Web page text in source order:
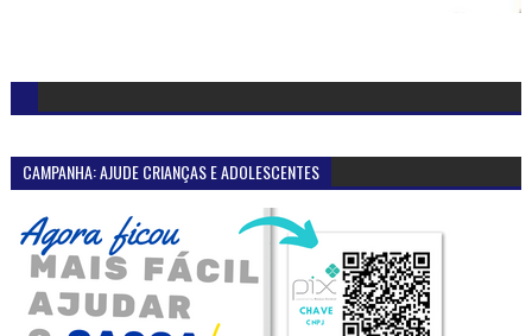
CAMPANHA: AJUDE CRIANÇAS E ADOLESCENTES